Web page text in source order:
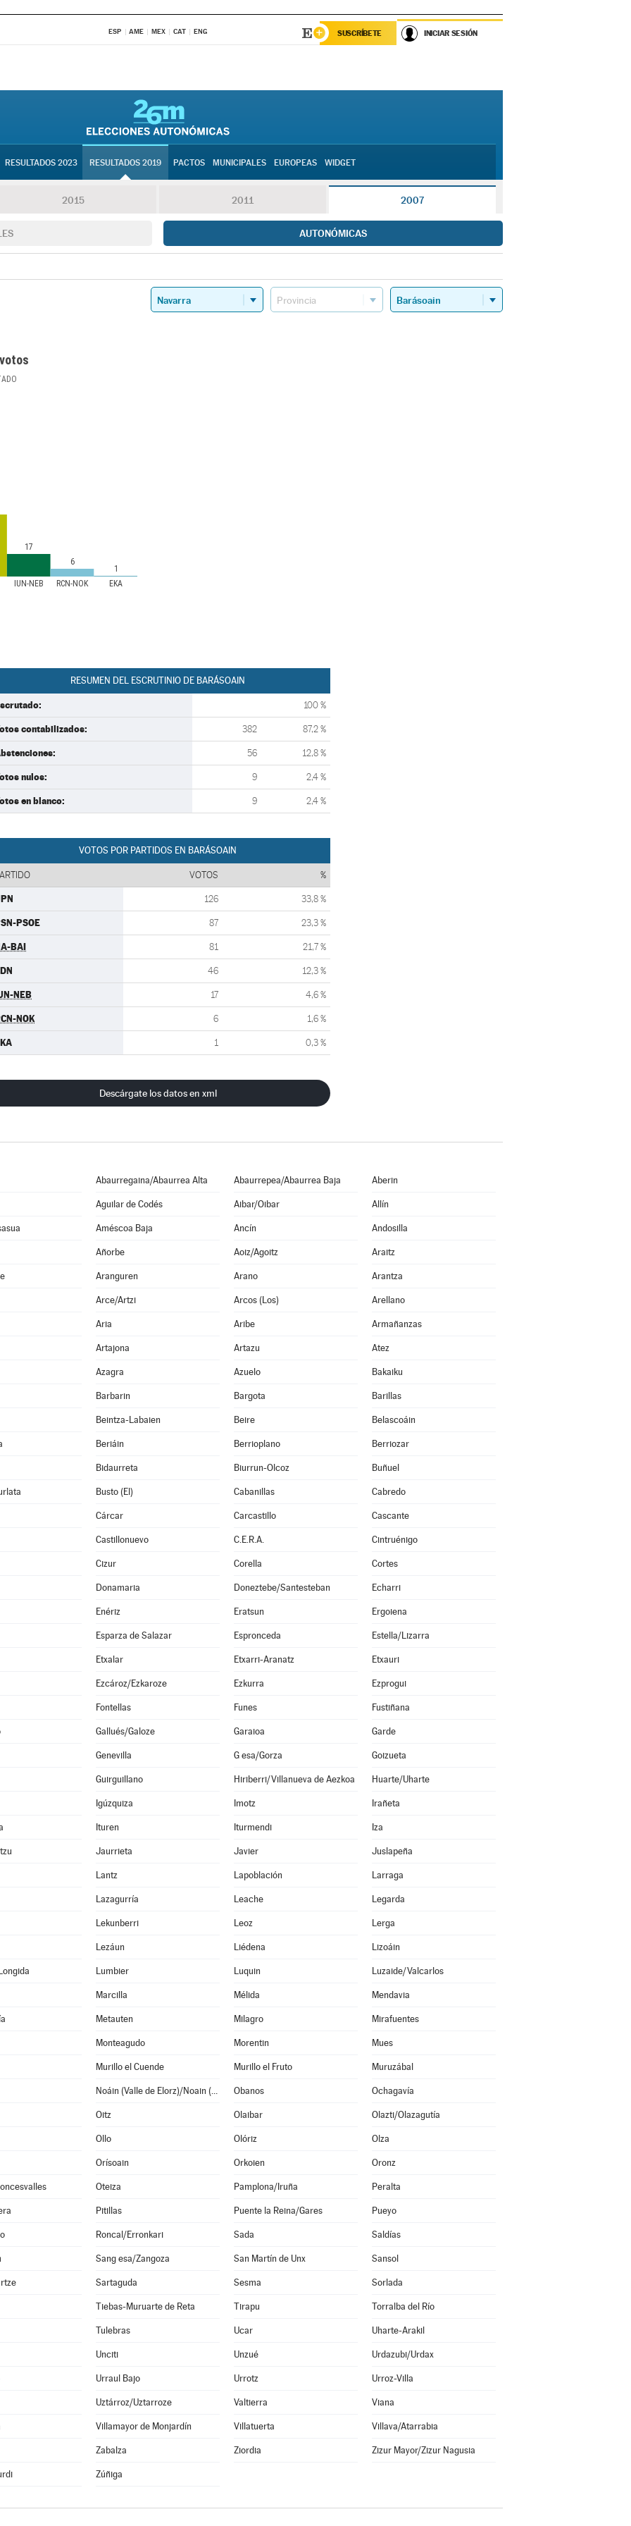
ESP AME MEX CAT ENG SUSCRÍBETE INICIAR SESIÓN
RESULTADOS 2023 RESULTADOS 2019 PACTOS MUNICIPALES EUROPEAS WIDGET
2015 2011 2007
AUTONÓMICAS
IUN-NEB RCN-NOK EKA
17
6
1
RESUMEN DEL ESCRUTINIO DE BARÁSOAIN
100 %
contabilizados: 382 87,2 %
56 12,8 %
nulos: 9 2,4 %
en blanco: 9 2,4 %
VOTOS POR PARTIDOS EN BARÁSOAIN
VOTOS %
126 33,8 %
PSOE 87 23,3 %
BAI 81 21,7 %
46 12,3 %
NEB 17 4,6 %
NOK 6 1,6 %
1 0,3 %
Descárgate los datos en xml
Abaurregaina/Abaurrea Alta Abaurrepea/Abaurrea Baja Aberin
Aguilar de Codés Aibar/Oibar Allín
Améscoa Baja Ancín Andosilla
Añorbe Aoiz/Agoitz Araitz
Aranguren Arano Arantza
Arce/Artzi Arcos (Los) Arellano
Aria Aribe Armañanzas
Artajona Artazu Atez
Azagra Azuelo Bakaiku
Barbarin Bargota Barillas
Beintza-Labaien Beire Belascoáin
Beriáin Berrioplano Berriozar
Bidaurreta Biurrun-Olcoz Buñuel
Busto (El) Cabanillas Cabredo
Cárcar Carcastillo Cascante
Castillonuevo C.E.R.A. Cintruénigo
Cizur Corella Cortes
Donamaria Doneztebe/Santesteban Echarri
Enériz Eratsun Ergoiena
Esparza de Salazar Espronceda Estella/Lizarra
Etxalar Etxarri-Aranatz Etxauri
Ezcároz/Ezkaroze Ezkurra Ezprogui
Fontellas Funes Fustiñana
Gallués/Galoze Garaioa Garde
Genevilla G esa/Gorza Goizueta
Guirguillano Hiriberri/Villanueva de Aezkoa Huarte/Uharte
Igúzquiza Imotz Irañeta
Ituren Iturmendi Iza
Jaurrieta Javier Juslapeña
Lantz Lapoblación Larraga
Lazagurría Leache Legarda
Lekunberri Leoz Lerga
Lezáun Liédena Lizoáin
Lumbier Luquin Luzaide/Valcarlos
Marcilla Mélida Mendavia
Metauten Milagro Mirafuentes
Monteagudo Morentin Mues
Murillo el Cuende Murillo el Fruto Muruzábal
Noáin (Valle de Elorz)/Noain (Elortzibar) Obanos Ochagavía
Oitz Olaibar Olazti/Olazagutía
Ollo Olóriz Olza
Orísoain Orkoien Oronz
Oteiza Pamplona/Iruña Peralta
Pitillas Puente la Reina/Gares Pueyo
Roncal/Erronkari Sada Saldías
Sang esa/Zangoza San Martín de Unx Sansol
Sartaguda Sesma Sorlada
Tiebas-Muruarte de Reta Tirapu Torralba del Río
Tulebras Ucar Uharte-Arakil
Unciti Unzué Urdazubi/Urdax
Urraul Bajo Urrotz Urroz-Villa
Uztárroz/Uztarroze Valtierra Viana
Villamayor de Monjardín Villatuerta Villava/Atarrabia
Zabalza Ziordia Zizur Mayor/Zizur Nagusia
Zúñiga